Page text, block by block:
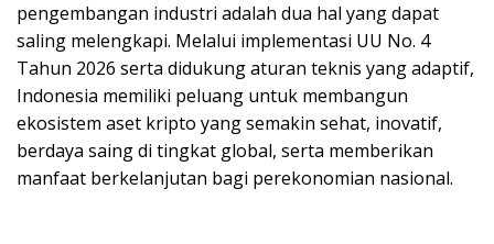
pengembangan industri adalah dua hal yang dapat
saling melengkapi. Melalui implementasi UU No. 4
Tahun 2026 serta didukung aturan teknis yang adaptif,
Indonesia memiliki peluang untuk membangun
ekosistem aset kripto yang semakin sehat, inovatif,
berdaya saing di tingkat global, serta memberikan
manfaat berkelanjutan bagi perekonomian nasional.